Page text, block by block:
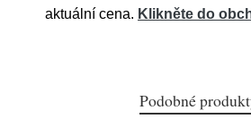
aktuální cena. Klikněte do
Podobné